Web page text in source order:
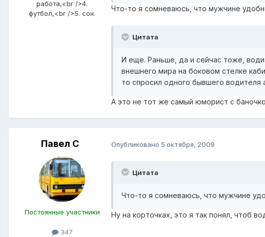
работа,<br />4.
футбол,<br />5. сон.
Что-то я сомневаюсь, что мужчине
Цитата
И еще. Раньше, да и сейчас тоже,
внешнего мира на боковом стелке
то спросил одного бывшего водителя
А это не тот же самый юморист с
Павел С
Постоянные участники
347
Опубликовано 5 октября, 2009
Цитата
Что-то я сомневаюсь, что мужчине
Ну на корточках, это я так понял, чтоб